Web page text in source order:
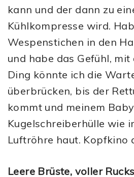
kann und der dann zu
Kühlkompresse wird.
Wespenstichen in den
und habe das Gefühl, mit
Ding könnte ich die
überbrücken, bis der
kommt und meinem
Kugelschreiberhülle wie
Luftröhre haut. Kopfkino
Leere Brüste, voller